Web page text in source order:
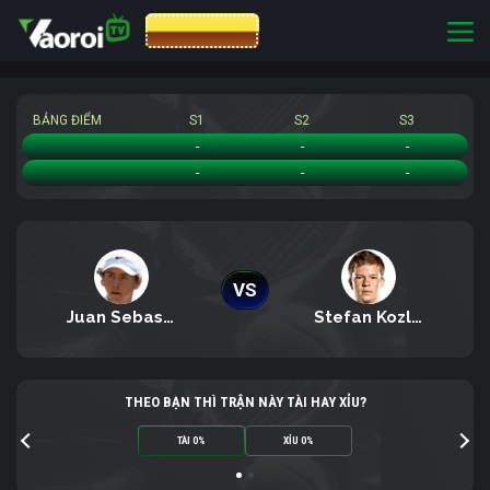
CƯỢC 8XBET
BẢNG ĐIỂM S1 S2
S3
Juan Sebastian Gomez
- -
-
Stefan Kozlov
- - -
Juan Sebastian Gomez
VS
Stefan Kozlov
THEO BẠN THÌ TRẬN NÀY TÀI HAY XỈU?
TÀI 0% XỈU 0%